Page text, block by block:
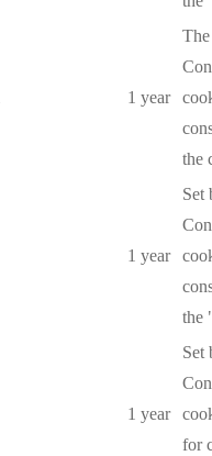
1 year
the
1 year
Set
the
1 year
Set
for